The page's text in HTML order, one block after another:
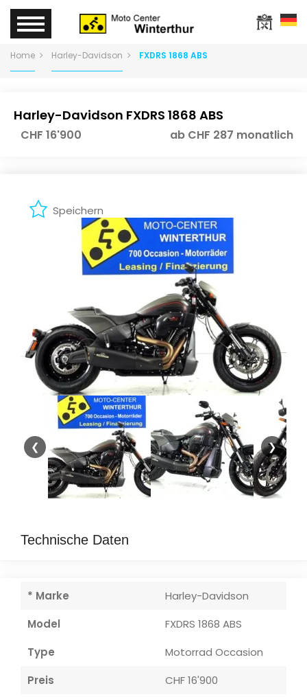
Home Harley-Davidson FXDRS 1868 ABS
Harley-Davidson FXDRS 1868 ABS
CHF 16'900 ab CHF 287 monatlich
Speichern
❮ ❯
Technische Daten
* Marke
Harley-Davidson
Model
FXDRS 1868 ABS
Type
Motorrad Occasion
Preis
CHF 16'900